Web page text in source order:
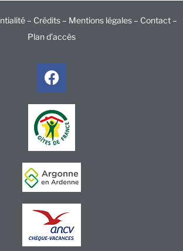
– Crédits – Mentions légales – Contact –
Plan d’accès